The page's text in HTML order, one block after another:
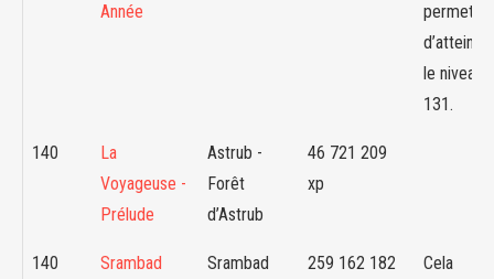
Année
permettre
le niveau
131.
140
La
Voyageuse -
Prélude
Astrub -
Forêt
d’Astrub
46 721 209
xp
140 Srambad Srambad 259 162 182 Cela